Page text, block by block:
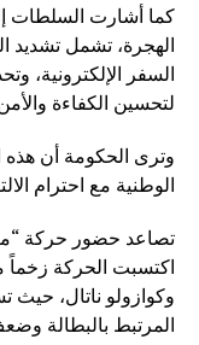
كما أشارت السلطات
الهجرة، تشمل تشديد
السفر الإلكترونية،
لتحسين الكفاءة
وترى الحكومة أن هذه
الوطنية مع احترام
تصاعد حضور حركة
وكوازولو ناتال،
المرتبط بالبطالة